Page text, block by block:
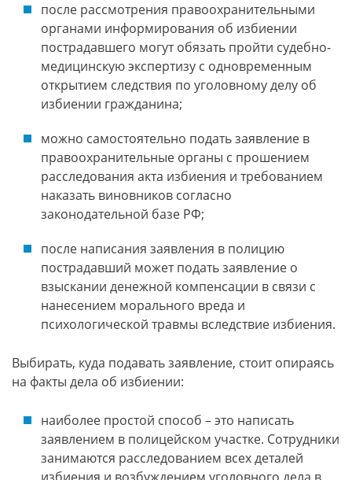
после рассмотрения правоохранительными
органами информирования об избиении
пострадавшего могут обязать пройти судебно-
медицинскую экспертизу с одновременным
открытием следствия по уголовному делу об
избиении гражданина;
можно самостоятельно подать заявление в
правоохранительные органы с прошением
расследования акта избиения и требованием
наказать виновников согласно
законодательной базе РФ;
после написания заявления в полицию
пострадавший может подать заявление о
взыскании денежной компенсации в связи с
нанесением морального вреда и
психологической травмы вследствие избиения.
Выбирать, куда подавать заявление, стоит опираясь
на факты дела об избиении:
наиболее простой способ – это написать
заявлением в полицейском участке. Сотрудники
занимаются расследованием всех деталей